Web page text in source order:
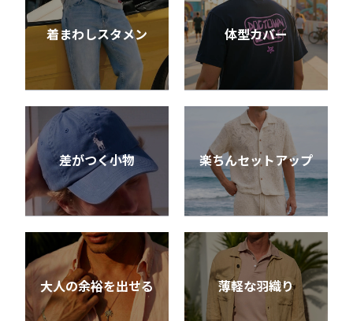
着まわしスタメン 体型カバー
差がつく小物 楽ちんセットアップ
大人の余裕を出せる 薄軽な羽織り